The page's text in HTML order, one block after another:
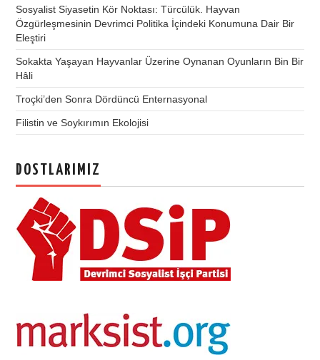
Sosyalist Siyasetin Kör Noktası: Türcülük. Hayvan
Özgürleşmesinin Devrimci Politika İçindeki Konumuna Dair Bir
Eleştiri
Sokakta Yaşayan Hayvanlar Üzerine Oynanan Oyunların Bin Bir
Hâli
Troçki’den Sonra Dördüncü Enternasyonal
Filistin ve Soykırımın Ekolojisi
DOSTLARIMIZ